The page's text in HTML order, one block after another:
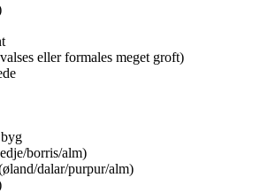
eller formales meget groft)
borris/alm)
dalar/purpur/alm)